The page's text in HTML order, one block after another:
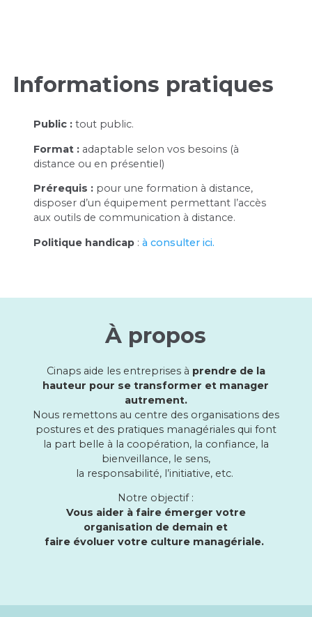
Informations pratiques
Public : tout public.
Format : adaptable selon vos besoins (à
distance ou en présentiel)
Prérequis : pour une formation à distance,
disposer d’un équipement permettant l’accès
aux outils de communication à distance.
Politique handicap : à consulter ici.
À propos
Cinaps aide les entreprises à prendre de la
hauteur pour se transformer et manager
autrement.
Nous remettons au centre des organisations des
postures et des pratiques managériales qui font
la part belle à la coopération, la confiance, la
bienveillance, le sens,
la responsabilité, l’initiative, etc.
Notre objectif :
Vous aider à faire émerger votre
organisation de demain et
faire évoluer votre culture managériale.